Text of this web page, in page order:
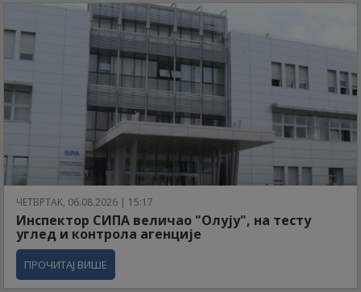
ЧЕТВРТАК, 06.08.2026 | 15:17
Инспектор СИПА величао "Олују", на тесту
углед и контрола агенције
ПРОЧИТАЈ ВИШЕ